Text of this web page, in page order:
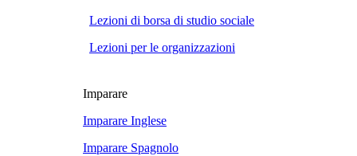
Lezioni di borsa di studio sociale
Lezioni per le organizzazioni
Imparare
Imparare Inglese
Imparare Spagnolo